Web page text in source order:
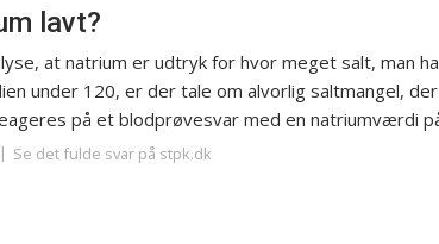
lavt?
at natrium er udtryk for hvor meget salt, man
under 120, er der tale om alvorlig saltmangel,
på et blodprøvesvar med en natriumværdi
Se det fulde svar på stpk.dk